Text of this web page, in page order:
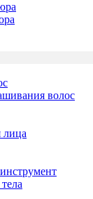
волос
лица